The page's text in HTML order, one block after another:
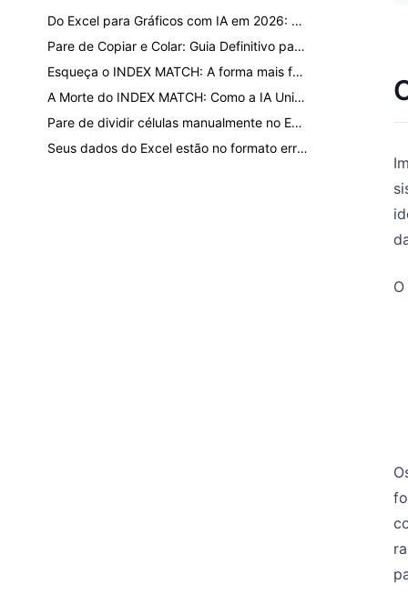
Do Excel para Gráficos com IA em 2026: Ferramentas, Opções e Verificações de Revisão
Pare de Copiar e Colar: Guia Definitivo para Mesclar Várias Planilhas do Excel
Esqueça o INDEX MATCH: A forma mais fácil de consultar múltiplos critérios no Excel
A Morte do INDEX MATCH: Como a IA Unifica Planilhas Fragmentadas com Linguagem Natural
Pare de dividir células manualmente no Excel. Faça isso com uma frase.
Seus dados do Excel estão no formato errado? Como aplicar Unpivot para análise (do jeito fácil)